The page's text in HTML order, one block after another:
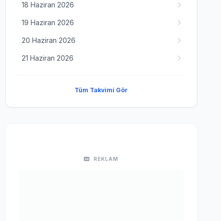
18 Haziran 2026
19 Haziran 2026
20 Haziran 2026
21 Haziran 2026
Tüm Takvimi Gör
REKLAM